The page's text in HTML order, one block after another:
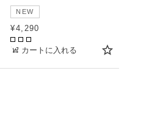
NEW
¥4,290
■■■
カートに入れる